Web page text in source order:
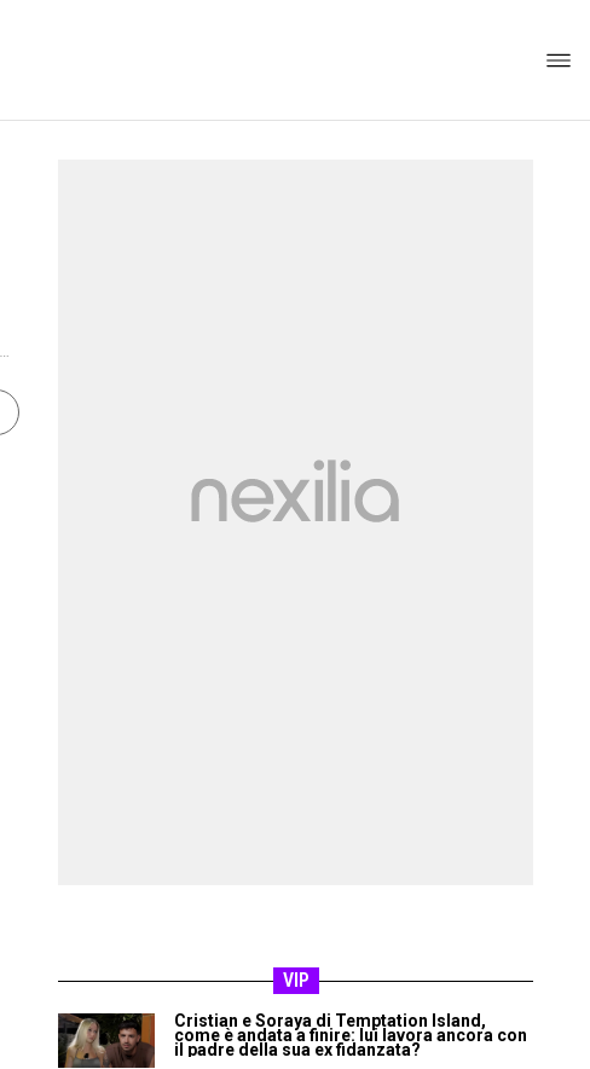
VIP
Cristian e Soraya di Temptation Island,
come è andata a finire: lui lavora ancora con
il padre della sua ex fidanzata?